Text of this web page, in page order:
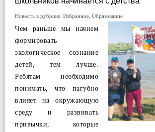
Новость в рубрике: Избранное Образование
Чем раньше мы начнем
формировать
экологическое сознание
детей, тем лучше.
Ребятам необходимо
понимать, что пагубно
влияет на окружающую
среду и развивать
привычки, которые